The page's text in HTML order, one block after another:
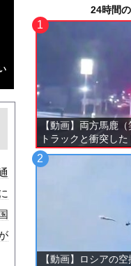
24時間
【動画】両方馬鹿
トラックと衝突し
【動画】ロシアの